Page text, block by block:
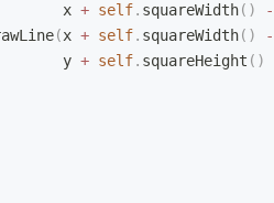
x
+ self. squareWidth()
-
(x + self. squareWidth()
-
y
+ self. squareHeight ()